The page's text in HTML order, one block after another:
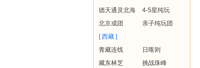
德天通灵北海
4-5星纯玩
北京成团
亲子纯玩团
[ 西藏 ]
青藏连线
日喀则
藏东林芝
挑战珠峰